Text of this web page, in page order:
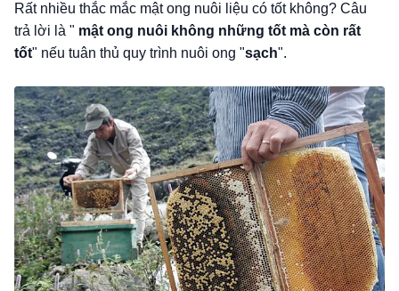
Rất nhiều thắc mắc mật ong nuôi liệu có tốt không? Câu
trả lời là " mật ong nuôi không những tốt mà còn rất
tốt" nếu tuân thủ quy trình nuôi ong "sạch".